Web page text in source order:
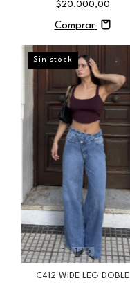
$20.000,00
Comprar
1/5
Sin stock
C412 WIDE LEG DOBLE